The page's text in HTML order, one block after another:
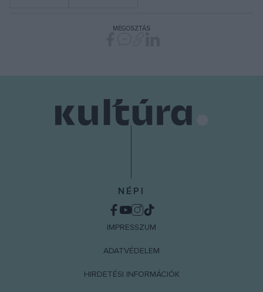
MEGOSZTÁS
NÉPI
IMPRESSZUM
ADATVÉDELEM
HIRDETÉSI INFORMÁCIÓK